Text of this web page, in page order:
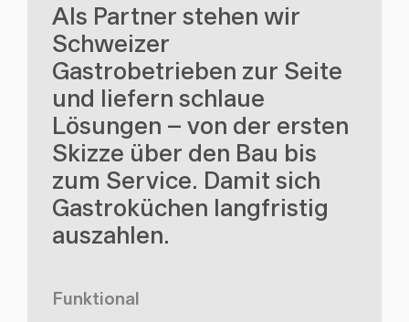
Als Partner stehen wir
Schweizer
Gastrobetrieben zur Seite
und liefern schlaue
Lösungen – von der ersten
Skizze über den Bau bis
zum Service. Damit sich
Gastroküchen langfristig
auszahlen.
Funktional